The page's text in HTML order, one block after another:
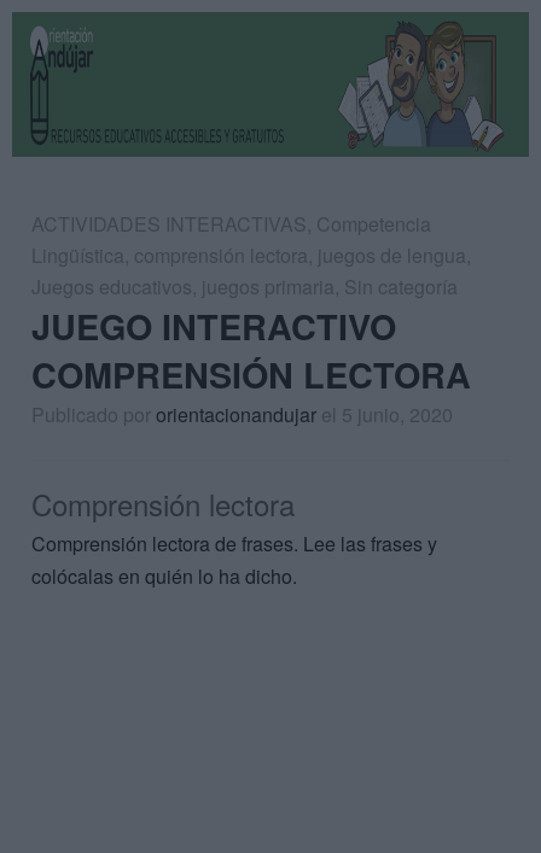
ACTIVIDADES INTERACTIVAS, Competencia
Lingüística, comprensión lectora, juegos de lengua,
Juegos educativos, juegos primaria, Sin categoría
JUEGO INTERACTIVO
COMPRENSIÓN LECTORA
Publicado pororientacionandujar el 5 junio, 2020
Comprensión lectora
Comprensión lectora de frases. Lee las frases y
colócalas en quién lo ha dicho.